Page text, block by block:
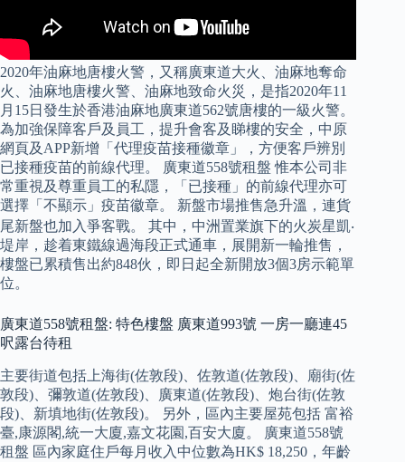
2020年油麻地唐樓火警，又稱廣東道大火、油麻地奪命
火、油麻地唐樓火警、油麻地致命火災，是指2020年11
月15日發生於香港油麻地廣東道562號唐樓的一級火警。
為加強保障客戶及員工，提升會客及睇樓的安全，中原
網頁及APP新增「代理疫苗接種徽章」，方便客戶辨別
已接種疫苗的前線代理。 廣東道558號租盤 惟本公司非
常重視及尊重員工的私隱，「已接種」的前線代理亦可
選擇「不顯示」疫苗徽章。 新盤市場推售急升溫，連貨
尾新盤也加入爭客戰。 其中，中洲置業旗下的火炭星凱‧
堤岸，趁着東鐵線過海段正式通車，展開新一輪推售，
樓盤已累積售出約848伙，即日起全新開放3個3房示範單
位。
廣東道558號租盤: 特色樓盤 廣東道993號 一房一廳連45
呎露台待租
主要街道包括上海街(佐敦段)、佐敦道(佐敦段)、廟街(佐
敦段)、彌敦道(佐敦段)、廣東道(佐敦段)、炮台街(佐敦
段)、新填地街(佐敦段)。 另外，區內主要屋苑包括 富裕
臺,康源閣,統一大廈,嘉文花園,百安大廈。 廣東道558號
租盤 區內家庭住戶每月收入中位數為HK$ 18,250，年齡